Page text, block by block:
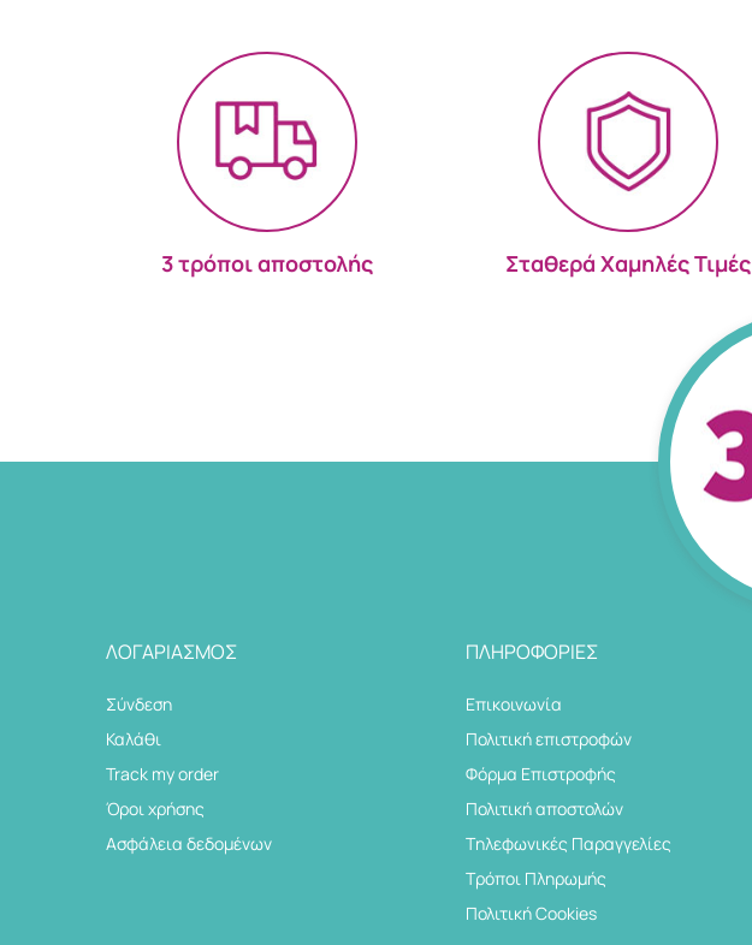
3 τρόποι αποστολής Σταθερά Χαμηλές Τιμές
ΛΟΓΑΡΙΑΣΜΌΣ
Σύνδεση
Καλάθι
Track my order
Όροι χρήσης
Ασφάλεια δεδομένων
ΠΛΗΡΟΦΟΡΊΕΣ
Επικοινωνία
Πολιτική επιστροφών
Φόρμα Επιστροφής
Πολιτική αποστολών
Tηλεφωνικές Παραγγελίες
Τρόποι Πληρωμής
Πολιτική Cookies